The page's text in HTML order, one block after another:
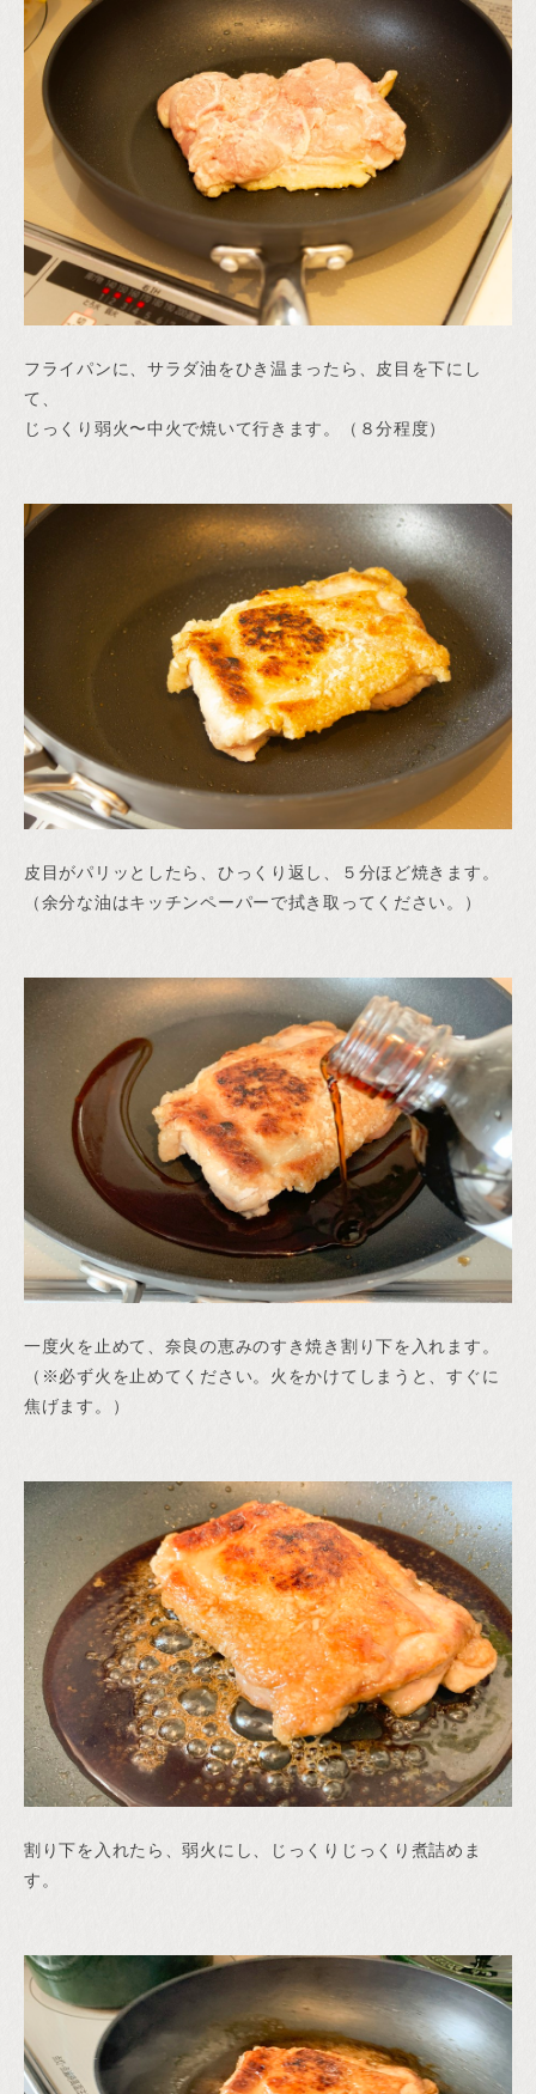
フライパンに、サラダ油をひき温まったら、皮目を下にし
て、
じっくり弱火〜中火で焼いて行きます。（８分程度）
皮目がパリッとしたら、ひっくり返し、５分ほど焼きます。
（余分な油はキッチンペーパーで拭き取ってください。）
一度火を止めて、奈良の恵みのすき焼き割り下を入れます。
（※必ず火を止めてください。火をかけてしまうと、すぐに
焦げます。）
割り下を入れたら、弱火にし、じっくりじっくり煮詰めま
す。